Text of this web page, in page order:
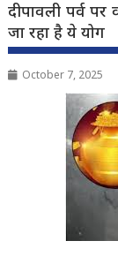
दीपावली पर्व
जा रहा है ये योग
October 7, 2025